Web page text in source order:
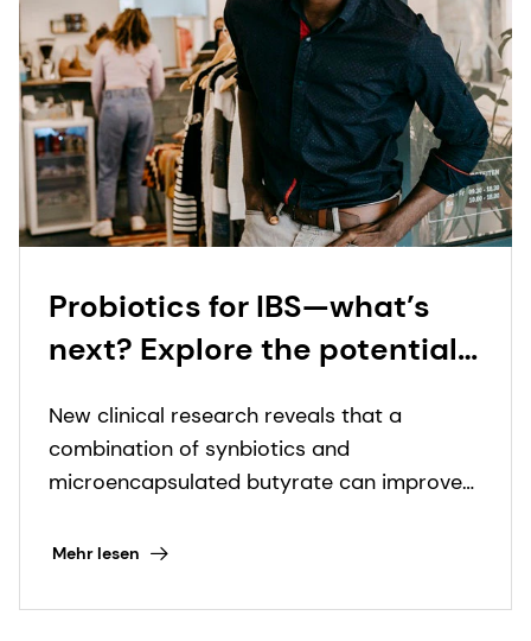
Probiotics for IBS—what’s
next? Explore the potential
microencapsulated
butyrate with leading gut
New clinical research reveals that a
combination of synbiotics and
microencapsulated butyrate can improve
Mehr lesen